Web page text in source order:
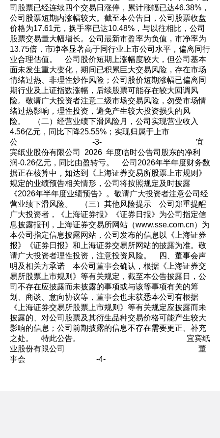
司股票已经连续四个交易日涨停，累计涨幅已达46.38%，
公司股票短期内涨幅较大。截至本公告日，公司股票收盘
价格为17.61元，换手率已达10.48%，与以往相比，公司
股票交易量大幅增长。公司最新市盈率为负值，市净率为
13.75倍，市净率显著高于同行业上市公司水平，偏离同行
业合理估值。 公司股价短期上涨幅度较大，但公司基本
面未发生重大变化，期间已积累巨大交易风险，存在市场
情绪过热、非理性炒作风险；公司股价短期涨幅已偏离同
期行业及上证指数涨幅，后续股票可能存在较大回调风
险。敬请广大投资者注意二级市场交易风险，勿受市场情
绪过热影响，理性投资，避免产生较大投资损失的风
险。 （二）经营业绩下滑风险月，公司实现营业收入
4.56亿元，同比下降25.55%；实现归属于上市
公 -3- 宜
宾纸业股份有限公司 2026 年度临时公告司股东的净利
润-0.26亿元，同比由盈转亏。 公司2026年半年度财务数
据正在核算中，如达到《上海证券交易所股票上市规则》
规定的业绩预告相关情形，公司将按照规定及时披露
《2026年半年度业绩预告》。敬请广大投资者注意公司经
营业绩下滑风险。 （三）其他风险提示 公司郑重提醒
广大投资者，《上海证券报》《证券日报》为公司指定信
息披露报刊，上海证券交易所网站（www.sse.com.cn）为
本公司指定信息披露网站，公司发布的信息以《上海证券
报》《证券日报》和上海证券交易所网站的披露为准。敬
请广大投资者理性投资，注意投资风险。 四、董事会声
明及相关方承诺 本公司董事会确认，根据《上海证券交
易所股票上市规则》等有关规定，截至本公告披露日，公
司不存在应披露而未披露的事项或与该等事项有关的筹
划、商谈、意向协议等，董事会也未获悉本公司有根据
《上海证券交易所股票上市规则》等有关规定应披露而未
披露的、对公司股票及其衍生品种交易价格可能产生较大
影响的信息；公司前期披露的信息不存在需要更正、补充
之处。 特此公告。 宜宾纸
业股份有限公司 董
事会 -4-